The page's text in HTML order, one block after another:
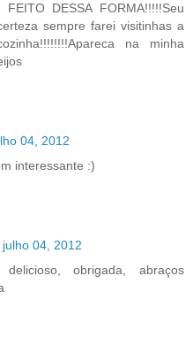
DESSA FORMA!!!!!Seu
sempre farei visitinhas a
na minha
04, 2012
interessante :)
04, 2012
obrigada, abraços